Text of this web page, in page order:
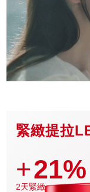
緊緻提拉
+21%
2天緊緻